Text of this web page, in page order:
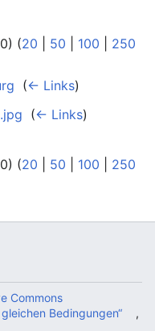
(20 50 100
250
(← Links)
(← Links)
(20 50 100
250
Commons
Bedingungen“
,